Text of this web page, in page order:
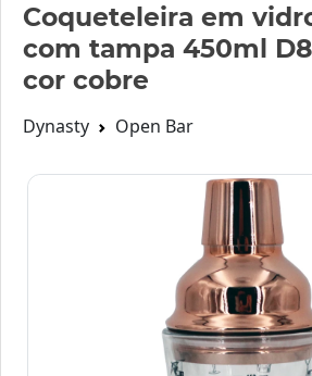
Coqueteleira em
com tampa 450ml
cor cobre
Dynasty Open Bar